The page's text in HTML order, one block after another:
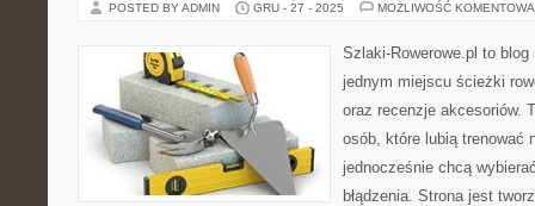
POSTED BY ADMIN GRU - 27 - 2025 MOŻLIWOŚĆ
Szlaki-Rowerowe.pl to blog
jednym miejscu ścieżki
oraz recenzje akcesoriów.
osób, które lubią trenować
jednocześnie chcą
błądzenia. Strona jest